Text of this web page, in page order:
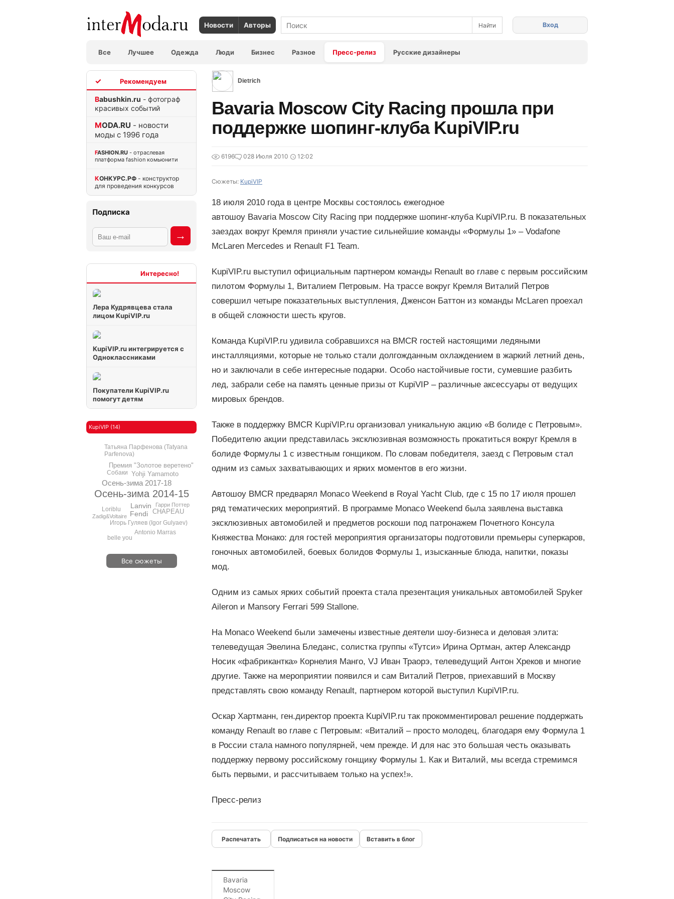
Новости Авторы
Все Лучшее Одежда Люди Бизнес Разное Пресс-релиз Русские дизайнеры
Вход
Babushkin.ru - фотограф
красивых событий
MODA.RU - новости
моды с 1996 года
FASHION.RU - отраслевая
платформа fashion комьюнити
КОНКУРС.РФ - конструктор
для проведения конкурсов
Подписка
Лера Кудрявцева стала
лицом KupiVIP.ru
KupiVIP.ru интегрируется с
Одноклассниками
Покупатели KupiVIP.ru
помогут детям
KupiVIP (14)
Осень-зима 2014-15
Осень-зима 2017-18
Lanvin
Fendi
Yohji Yamamoto
Премия "Золотое веретено"
CHAPEAU
Игорь Гуляев (Igor Gulyaev)
Татьяна Парфенова (Tatyana
Parfenova)
Собаки
Loriblu
Antonio Marras
belle you
Гарри Поттер
Zadig&Voltaire
Все сюжеты
Dietrich
Bavaria Moscow City Racing прошла при
поддержке шопинг-клуба KupiVIP.ru
6196 028 Июля 2010 12:02
Сюжеты: KupiVIP
18 июля 2010 года в центре Москвы состоялось ежегодное
автошоу Bavaria Moscow City Racing при поддержке шопинг-клуба KupiVIP.ru. В показательных
заездах вокруг Кремля приняли участие сильнейшие команды «Формулы 1» – Vodafone
McLaren Mercedes и Renault F1 Team.
KupiVIP.ru выступил официальным партнером команды Renault во главе с первым российским
пилотом Формулы 1, Виталием Петровым. На трассе вокруг Кремля Виталий Петров
совершил четыре показательных выступления, Дженсон Баттон из команды McLaren проехал
в общей сложности шесть кругов.
Команда KupiVIP.ru удивила собравшихся на BMCR гостей настоящими ледяными
инсталляциями, которые не только стали долгожданным охлаждением в жаркий летний день,
но и заключали в себе интересные подарки. Особо настойчивые гости, сумевшие разбить
лед, забрали себе на память ценные призы от KupiVIP – различные аксессуары от ведущих
мировых брендов.
Также в поддержку BMCR KupiVIP.ru организовал уникальную акцию «В болиде с Петровым».
Победителю акции представилась эксклюзивная возможность прокатиться вокруг Кремля в
болиде Формулы 1 с известным гонщиком. По словам победителя, заезд с Петровым стал
одним из самых захватывающих и ярких моментов в его жизни.
Автошоу BMCR предварял Monaco Weekend в Royal Yacht Club, где с 15 по 17 июля прошел
ряд тематических мероприятий. В программе Monaco Weekend была заявлена выставка
эксклюзивных автомобилей и предметов роскоши под патронажем Почетного Консула
Княжества Монако: для гостей мероприятия организаторы подготовили премьеры суперкаров,
гоночных автомобилей, боевых болидов Формулы 1, изысканные блюда, напитки, показы
мод.
Одним из самых ярких событий проекта стала презентация уникальных автомобилей Spyker
Aileron и Mansory Ferrari 599 Stallone.
На Monaco Weekend были замечены известные деятели шоу-бизнеса и деловая элита:
телеведущая Эвелина Бледанс, солистка группы «Тутси» Ирина Ортман, актер Александр
Носик «фабрикантка» Корнелия Манго, VJ Иван Траорэ, телеведущий Антон Хреков и многие
другие. Также на мероприятии появился и сам Виталий Петров, приехавший в Москву
представлять свою команду Renault, партнером которой выступил KupiVIP.ru.
Оскар Хартманн, ген.директор проекта KupiVIP.ru так прокомментировал решение поддержать
команду Renault во главе с Петровым: «Виталий – просто молодец, благодаря ему Формула 1
в России стала намного популярней, чем прежде. И для нас это большая честь оказывать
поддержку первому российскому гонщику Формулы 1. Как и Виталий, мы всегда стремимся
быть первыми, и рассчитываем только на успех!».
Пресс-релиз
Подписаться на новости Вставить в блог
Bavaria
Moscow